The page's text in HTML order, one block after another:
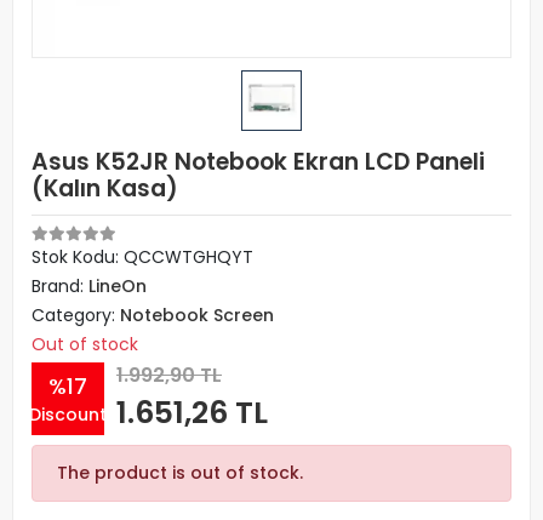
Asus K52JR Notebook Ekran LCD Paneli
(Kalın Kasa)
Stok Kodu: QCCWTGHQYT
Brand: LineOn
Category: Notebook Screen
Out of stock
%17
Discount
1.992,90 TL
1.651,26 TL
The product is out of stock.